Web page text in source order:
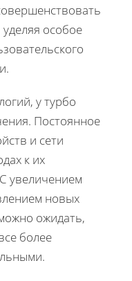
особое
у турбо
Постоянное
и сети
к их
увеличением
новых
ожидать,
более